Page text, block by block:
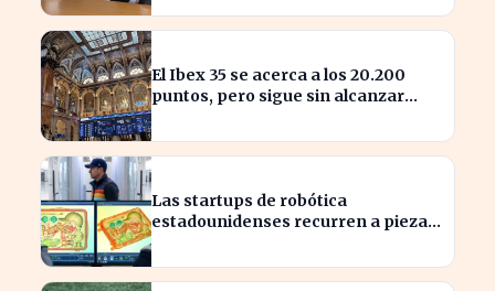
competencia
El Ibex 35 se acerca a los 20.200
puntos, pero sigue sin alcanzar
Las startups de robótica
estadounidenses recurren a piezas